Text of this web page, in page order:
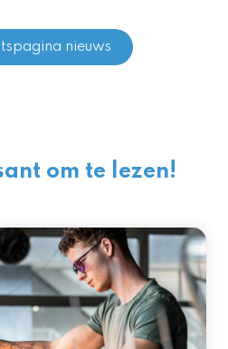
nieuws
om te lezen!